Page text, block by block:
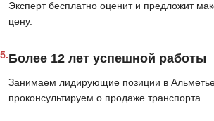
Эксперт бесплатно оценит и предложит
цену.
5.Более 12 лет успешной работы
Занимаем лидирующие позиции в
проконсультируем о продаже транспорта.